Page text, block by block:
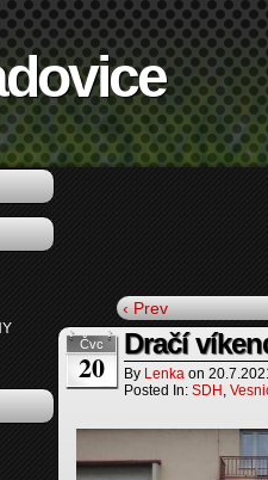
‹ Prev
Čvc
20
Dračí
By Lenka on
Posted In: SDH ,